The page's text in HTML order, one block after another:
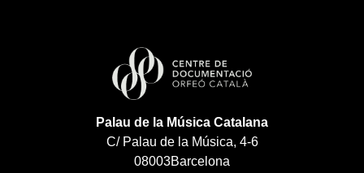
Palau de la Música Catalana
C/ Palau de la Música, 4-6
08003Barcelona